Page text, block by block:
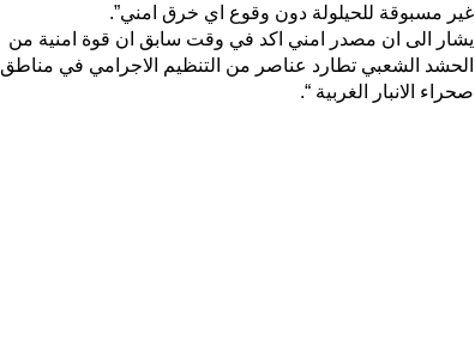
غير مسبوقة للحيلولة دون وقوع اي خرق امني”.
يشار الى ان مصدر امني اكد في وقت سابق ان قوة امنية من
الحشد الشعبي تطارد عناصر من التنظيم الاجرامي في مناطق
صحراء الانبار الغربية “.